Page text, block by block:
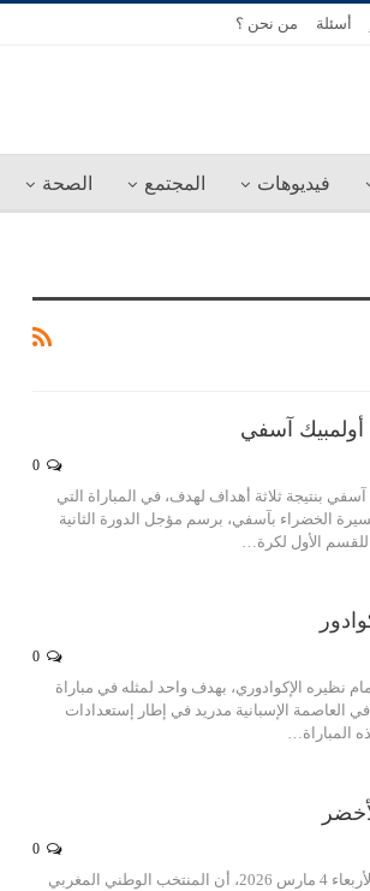
أسئلة من نحن ؟
فيديوهات المجتمع الصحة
آسفي
بنتيجة ثلاثة أهداف لهدف، في المباراة التي
الخضراء بآسفي، برسم مؤجل الدورة الثانية
الأول لكرة…
نظيره الإكوادوري، بهدف واحد لمثله في مباراة
جمعتهما، مساء الجمعة 27 مارس 2026، في العاصمة الإسبانية مدريد في إطار إستعدادات
أعلنت الجامعة الملكية المغربية لكرة القدم، الأربعاء 4 مارس 2026، أن المنتخب الوطني المغربي